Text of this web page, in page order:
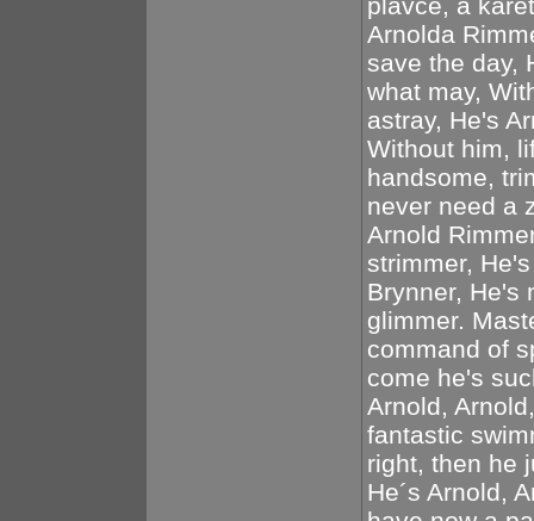
Arnolda
save the day,
what may,
astray, He's
Without him,
handsome,
never need a
Arnold
strimmer,
Brynner, He's
glimmer.
command of
come he's
Arnold,
fantastic
right, then he
He´s Arnold,